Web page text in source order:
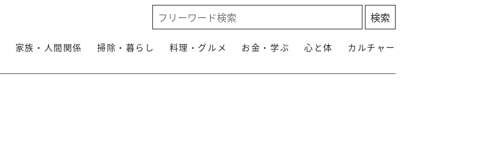
家族・人間関係 掃除・暮らし 料理・グルメ お金・学ぶ 心と体 カルチャー